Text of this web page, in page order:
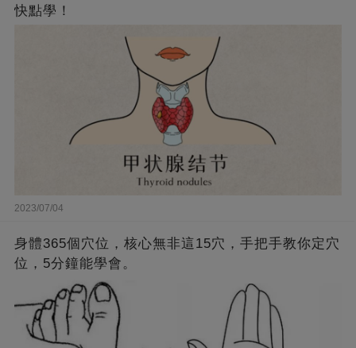
快點學！
2023/07/04
身體365個穴位，核心無非這15穴，手把手教你定穴
位，5分鐘能學會。